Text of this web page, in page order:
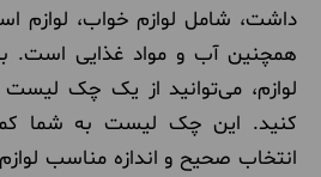
داشت، شامل لوازم خواب، لوازم
همچنین آب و مواد غذایی است.
لوازم، می‌توانید از یک چک لیست
کنید. این چک لیست به شما
انتخاب صحیح و اندازه مناسب